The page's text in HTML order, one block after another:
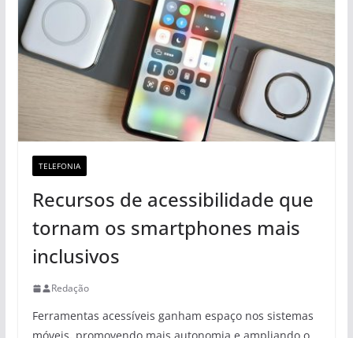
TELEFONIA
Recursos de acessibilidade que
tornam os smartphones mais
inclusivos
Redação
Ferramentas acessíveis ganham espaço nos sistemas